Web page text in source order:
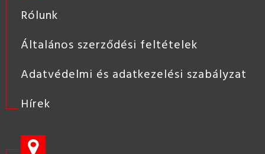
Rólunk
Általános szerződési feltételek
Adatvédelmi és adatkezelési szabályzat
Hírek